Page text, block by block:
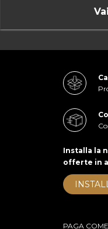
Installa la
offerte in
PAGA